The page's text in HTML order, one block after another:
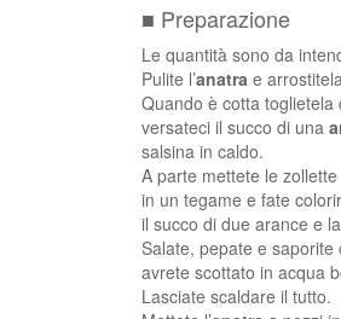
■ Preparazione
Le quantità sono da
Pulite l’anatra e
Quando è cotta
versateci il succo di una
salsina in caldo.
A parte mettete le
in un tegame e fate
il succo di due arance e
Salate, pepate e
avrete scottato in acqua
Lasciate scaldare il tutto.